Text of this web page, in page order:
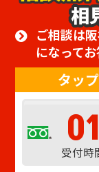
相
ご相談は
になってお
タッ
受付